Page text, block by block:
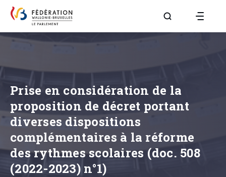
Aller à la page
Prise en considération de la
proposition de décret portant
diverses dispositions
complémentaires à la réforme
des rythmes scolaires (doc. 508
(2022-2023) n°1)